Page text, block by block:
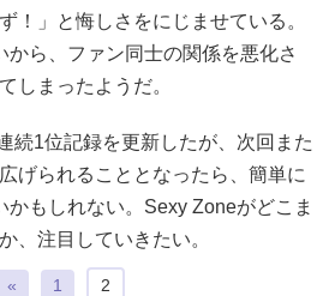
！」と悔しさをにじませている。
から、ファン同士の関係を悪化さ
しまったようだ。
続1位記録を更新したが、次回また
げられることとなったら、簡単に
かもしれない。Sexy Zoneがどこま
、注目していきたい。
« 1 2